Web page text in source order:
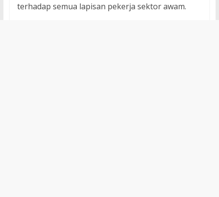
terhadap semua lapisan pekerja sektor awam.